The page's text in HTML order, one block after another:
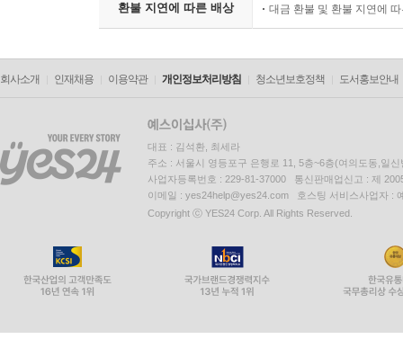
환불 지연에 따른 배상 대금 환불 및 환불 지연에
회사소개 인재채용 이용약관 개인정보처리방침 청소년보호정책 도서홍보안내
대표 : 김석환, 최세라
주소 : 서울시 영등포구 은행로 11, 5층~6층(여의도동,일신
사업자등록번호 : 229-81-37000 통신판매업신고 : 제
이메일 : yes24help@yes24.com 호스팅 서비스사업자 :
Copyright ⓒ YES24 Corp. All Rights Reserved.